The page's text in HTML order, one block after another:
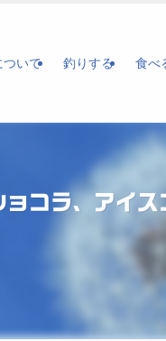
ついて 釣りする 食べ
コラ、アイス